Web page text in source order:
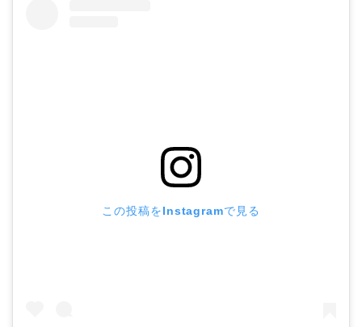
この投稿をInstagramで見る